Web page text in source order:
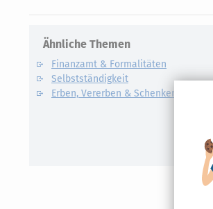
Ähnliche Themen
Finanzamt & Formalitäten
Selbstständigkeit
Erben, Vererben & Schenken